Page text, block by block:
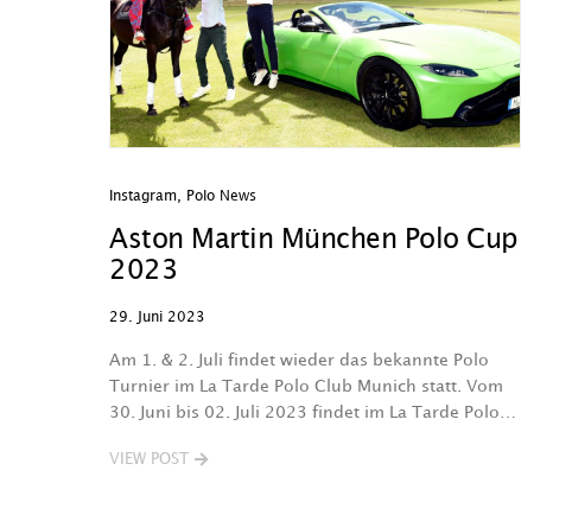
Instagram Polo News
Aston Martin München Polo Cup
2023
29. Juni 2023
Am 1. & 2. Juli findet wieder das bekannte Polo
Turnier im La Tarde Polo Club Munich statt. Vom
30. Juni bis 02. Juli 2023 findet im La Tarde Polo…
VIEW POST